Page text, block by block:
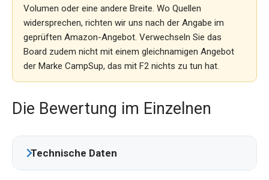
Volumen oder eine andere Breite. Wo Quellen
widersprechen, richten wir uns nach der Angabe im
geprüften Amazon-Angebot. Verwechseln Sie das
Board zudem nicht mit einem gleichnamigen Angebot
der Marke CampSup, das mit F2 nichts zu tun hat.
Die Bewertung im Einzelnen
Technische Daten